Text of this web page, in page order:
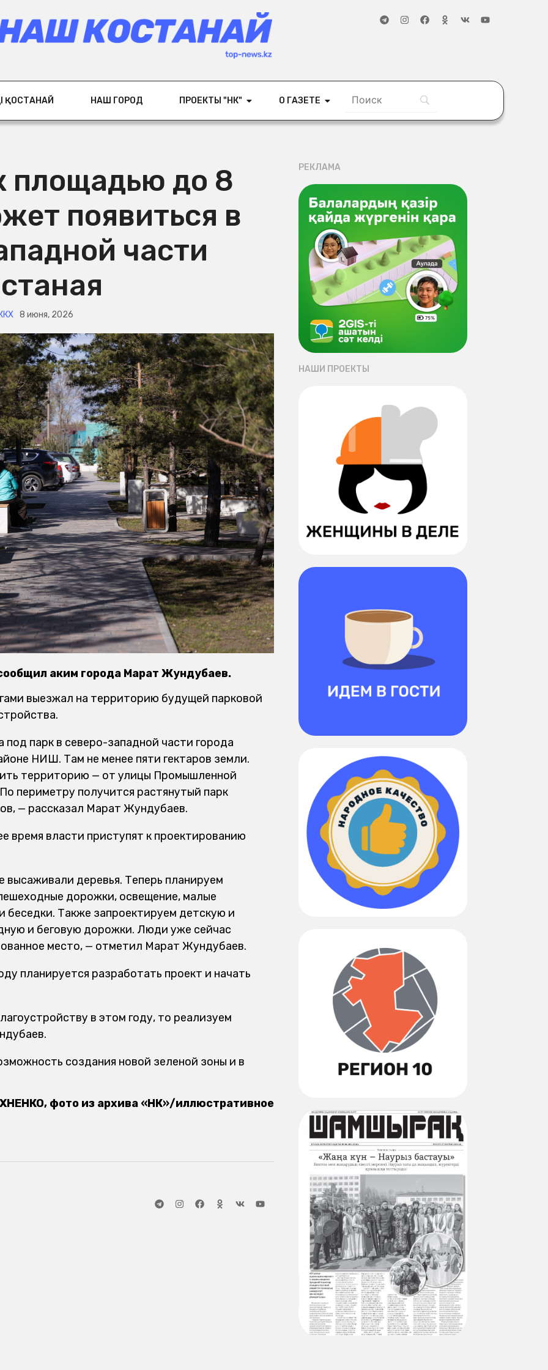
ҚОСТАНАЙ НАШ ГОРОД ПРОЕКТЫ "НК" О ГАЗЕТЕ
площадью до 8
появиться в
части
8 июня, 2026
аким города Марат Жундубаев.
выезжал на территорию будущей парковой
парк в северо-западной части города
НИШ. Там не менее пяти гектаров земли.
территорию — от улицы Промышленной
периметру получится растянутый парк
— рассказал Марат Жундубаев.
время власти приступят к проектированию
деревья. Теперь планируем
дорожки, освещение, малые
беседки. Также запроектируем детскую и
и беговую дорожки. Люди уже сейчас
место, — отметил Марат Жундубаев.
планируется разработать проект и начать
в этом году, то реализуем
создания новой зеленой зоны и в
фото из архива «НК»/иллюстративное
РЕКЛАМА
НАШИ ПРОЕКТЫ